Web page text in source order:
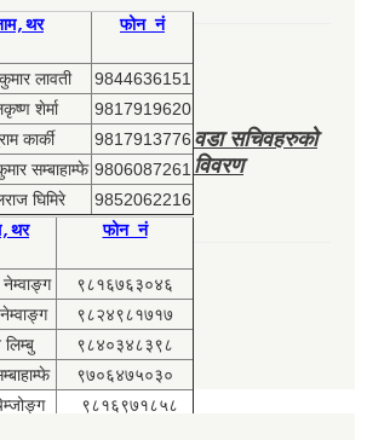
फोन नं
लावती
9844636151
शेर्मा
9817919620
कार्की
9817913776
सम्बाहाम्फे 9806087261
घिमिरे 9852062216
वडा सचिवहरुको
विवरण
फोन नं
९८१६७६३०४६
९८२४९८१७१७
९८४०३४८३९८
९७०६४७५०३०
९८१६९७१८५८